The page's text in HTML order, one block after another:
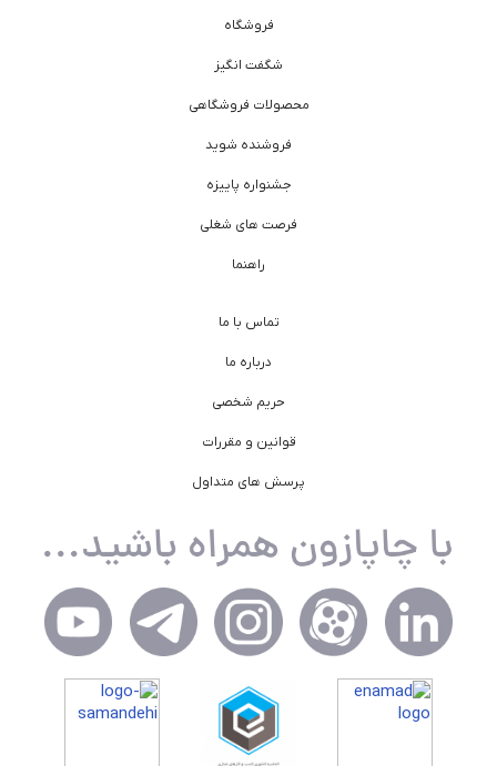
فروشگاه
شگفت انگیز
محصولات فروشگاهی
فروشنده شوید
جشنواره پاییزه
فرصت های شغلی
راهنما
تماس با ما
درباره ما
حریم شخصی
قوانین و مقررات
پرسش های متداول